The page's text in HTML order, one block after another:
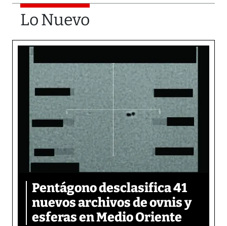
Lo Nuevo
Pentágono desclasifica 41
nuevos archivos de ovnis y
esferas en Medio Oriente